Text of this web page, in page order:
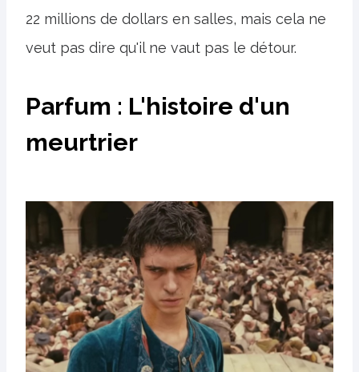
22 millions de dollars en salles, mais cela ne
veut pas dire qu'il ne vaut pas le détour.
Parfum : L'histoire d'un
meurtrier